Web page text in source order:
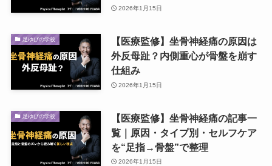
2026年1月15日
足ゆびの学校
【医療監修】坐骨神経痛の原因は
外反母趾？内側重心が骨盤を崩す
仕組み
2026年1月15日
足ゆびの学校
【医療監修】坐骨神経痛の記事一
覧｜原因・タイプ別・セルフケア
を“足指→骨盤”で整理
2026年1月15日